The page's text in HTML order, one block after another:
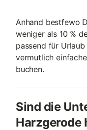
Anhand bestfewo
weniger als 10 %
passend für
vermutlich
buchen.
Sind die
Harzgerode